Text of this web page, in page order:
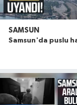
SAMSUN
Samsun'da puslu